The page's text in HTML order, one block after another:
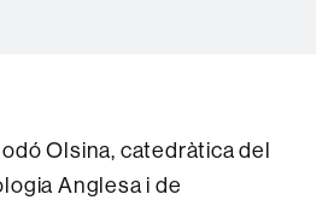
Olsina, catedràtica del
Anglesa i de